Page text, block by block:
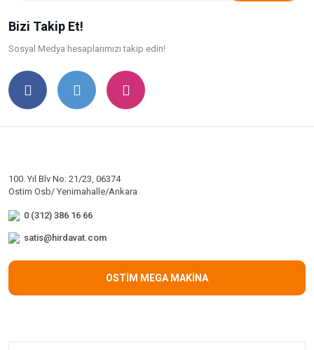
Bizi Takip Et!
Sosyal Medya hesaplarımızı takip edin!
100. Yıl Blv No: 21/23, 06374
Ostim Osb/ Yenimahalle/Ankara
0 (312) 386 16 66
satis@hirdavat.com
OSTİM MEGA MAKİNA